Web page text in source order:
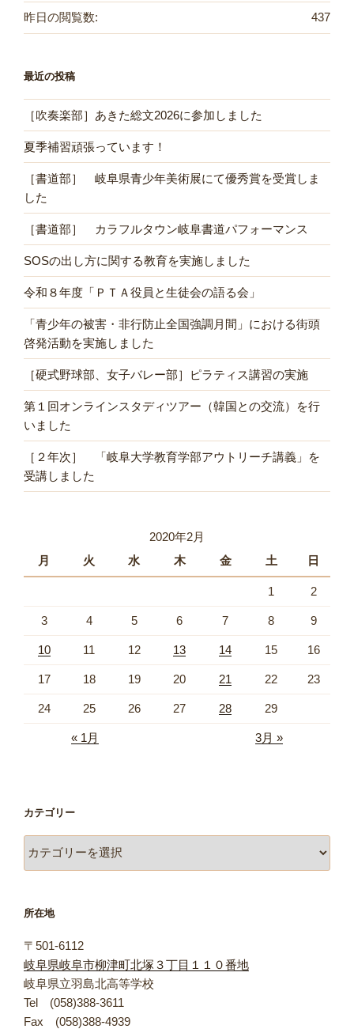
437
昨日の閲覧数:
最近の投稿
［吹奏楽部］あきた総文2026に参加しました
夏季補習頑張っています！
［書道部］ 岐阜県青少年美術展にて優秀賞を受賞しま
した
［書道部］ カラフルタウン岐阜書道パフォーマンス
SOSの出し方に関する教育を実施しました
令和８年度「ＰＴＡ役員と生徒会の語る会」
「青少年の被害・非行防止全国強調月間」における街頭
啓発活動を実施しました
［硬式野球部、女子バレー部］ピラティス講習の実施
第１回オンラインスタディツアー（韓国との交流）を行
いました
［２年次］ 「岐阜大学教育学部アウトリーチ講義」を
受講しました
2020年2月
月
火 水 木 金 土 日
1 2
3 4 5 6 7 8 9
10 11 12 13 14 15 16
17 18 19 20 21 22 23
24 25 26 27 28 29
« 1月 3月 »
カテゴリー
テ
ー
所在地
〒501-6112
岐阜県岐阜市柳津町北塚３丁目１１０番地
岐阜県立羽島北高等学校
Tel (058)388-3611
Fax (058)388-4939